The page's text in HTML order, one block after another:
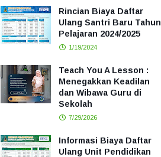
Rincian Biaya Daftar
Ulang Santri Baru Tahun
Pelajaran 2024/2025
1/19/2024
Teach You A Lesson :
Menegakkan Keadilan
dan Wibawa Guru di
Sekolah
7/29/2026
Informasi Biaya Daftar
Ulang Unit Pendidikan